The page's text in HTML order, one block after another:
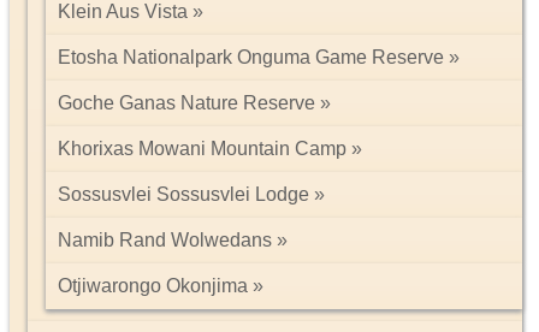
Klein Aus Vista
Etosha Nationalpark Onguma Game Reserve
Goche Ganas Nature Reserve
Khorixas Mowani Mountain Camp
Sossusvlei Sossusvlei Lodge
Namib Rand Wolwedans
Otjiwarongo Okonjima